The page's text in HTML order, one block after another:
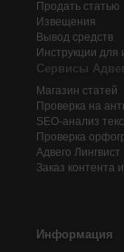
Продать статью
Извещения
Вывод средств
Инструкции для
Сервисы
Магазин статей
Проверка на
SEO-анализ
Проверка
Адвего Лингвист
Заказ контента
Информация